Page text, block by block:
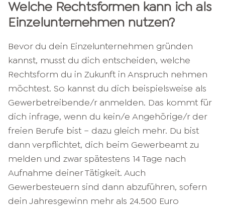
Welche Rechtsformen kann ich als
Einzelunternehmen nutzen?
Bevor du dein Einzelunternehmen gründen
kannst, musst du dich entscheiden, welche
Rechtsform du in Zukunft in Anspruch nehmen
möchtest. So kannst du dich beispielsweise als
Gewerbetreibende/r anmelden. Das kommt für
dich infrage, wenn du kein/e Angehörige/r der
freien Berufe bist – dazu gleich mehr. Du bist
dann verpflichtet, dich beim Gewerbeamt zu
melden und zwar spätestens 14 Tage nach
Aufnahme deiner Tätigkeit. Auch
Gewerbesteuern sind dann abzuführen, sofern
dein Jahresgewinn mehr als 24.500 Euro